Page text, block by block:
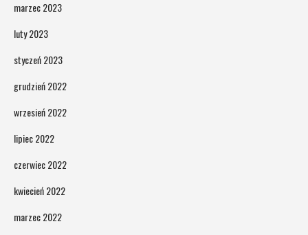
marzec 2023
luty 2023
styczeń 2023
grudzień 2022
wrzesień 2022
lipiec 2022
czerwiec 2022
kwiecień 2022
marzec 2022